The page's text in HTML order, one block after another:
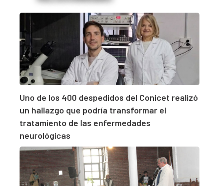
Uno de los 400 despedidos del Conicet realizó
un hallazgo que podría transformar el
tratamiento de las enfermedades
neurológicas